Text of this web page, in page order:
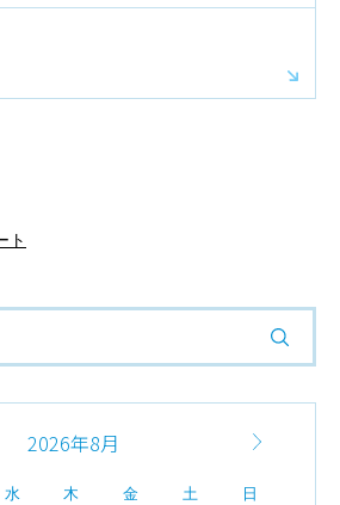
ト
2026年8月
水 木 金 土
日